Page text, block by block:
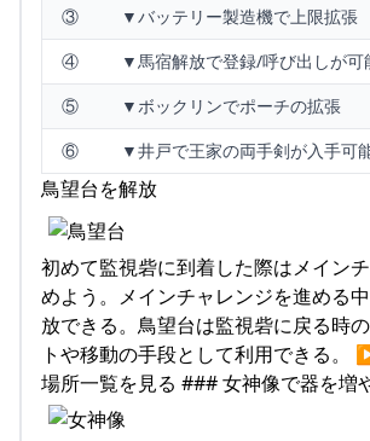
③
▼バッテリー製造機で上限拡張
④
▼馬宿解放で登録/呼び出しが可
⑤
▼ボックリンでポーチの拡張
⑥
▼井戸で王家の両手剣が入手可
鳥望台を解放
初めて監視砦に到着した際はメイン
めよう。メインチャレンジを進める
放できる。鳥望台は監視砦に戻る時
トや移動の手段として利用できる。
場所一覧を見る ### 女神像で器を増